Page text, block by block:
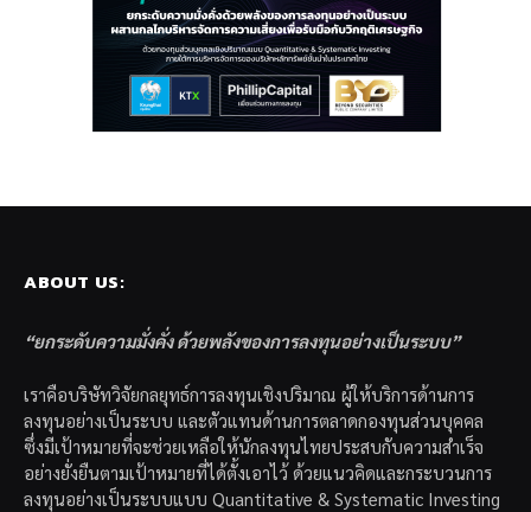
ABOUT US:
“ยกระดับความมั่งคั่ง ด้วยพลังของการลงทุนอย่างเป็นระบบ”
เราคือบริษัทวิจัยกลยุทธ์การลงทุนเชิงปริมาณ ผู้ให้บริการด้านการ
ลงทุนอย่างเป็นระบบ และตัวแทนด้านการตลาดกองทุนส่วนบุคคล
ซึ่งมีเป้าหมายที่จะช่วยเหลือให้นักลงทุนไทยประสบกับความสำเร็จ
อย่างยั่งยืนตามเป้าหมายที่ได้ตั้งเอาไว้ ด้วยแนวคิดและกระบวนการ
ลงทุนอย่างเป็นระบบแบบ Quantitative & Systematic Investing